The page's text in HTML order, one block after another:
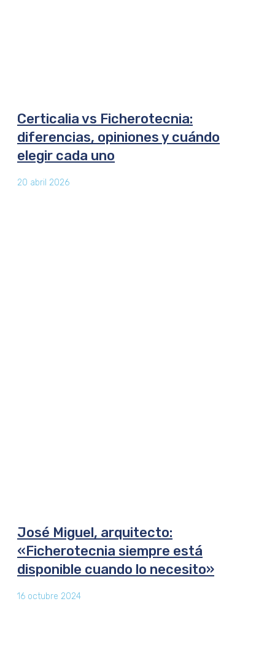
Certicalia vs Ficherotecnia:
diferencias, opiniones y cuándo
elegir cada uno
20 abril 2026
José Miguel, arquitecto:
«Ficherotecnia siempre está
disponible cuando lo necesito»
16 octubre 2024